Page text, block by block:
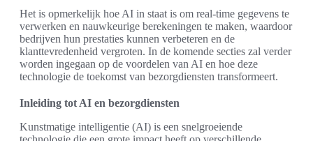
Het is opmerkelijk hoe AI in staat is om real-time gegevens te
verwerken en nauwkeurige berekeningen te maken, waardoor
bedrijven hun prestaties kunnen verbeteren en de
klanttevredenheid vergroten. In de komende secties zal verder
worden ingegaan op de voordelen van AI en hoe deze
technologie de toekomst van bezorgdiensten transformeert.
Inleiding tot AI en bezorgdiensten
Kunstmatige intelligentie (AI) is een snelgroeiende